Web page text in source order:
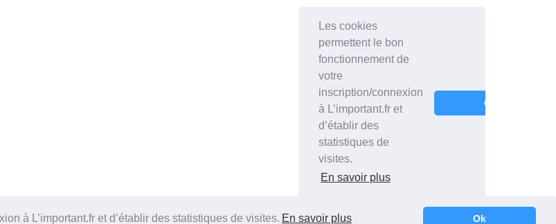
à L’important.fr et d’établir des statistiques de visites. En savoir plus Ok